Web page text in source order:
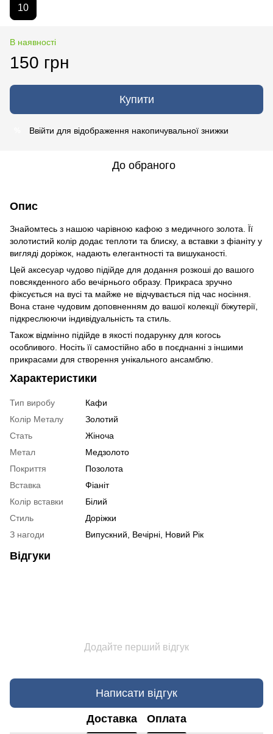
10
В наявності
150 грн
Купити
Ввійти для відображення накопичувальної знижки
До обраного
Опис
Знайомтесь з нашою чарівною кафою з медичного золота. Її
золотистий колір додає теплоти та блиску, а вставки з фіаніту у
вигляді доріжок, надають елегантності та вишуканості.
Цей аксесуар чудово підійде для додання розкоші до вашого
повсякденного або вечірнього образу. Прикраса зручно
фіксується на вусі та майже не відчувається під час носіння.
Вона стане чудовим доповненням до вашої колекції біжутерії,
підкреслюючи індивідуальність та стиль.
Також відмінно підійде в якості подарунку для когось
особливого. Носіть її самостійно або в поєднанні з іншими
прикрасами для створення унікального ансамблю.
Характеристики
Тип виробу
Кафи
Колір Металу
Золотий
Стать
Жіноча
Метал
Медзолото
Покриття
Позолота
Вставка
Фіаніт
Колір вставки
Білий
Стиль
Доріжки
З нагоди
Випускний, Вечірні, Новий Рік
Відгуки
Додайте перший відгук
Написати відгук
Доставка Оплата